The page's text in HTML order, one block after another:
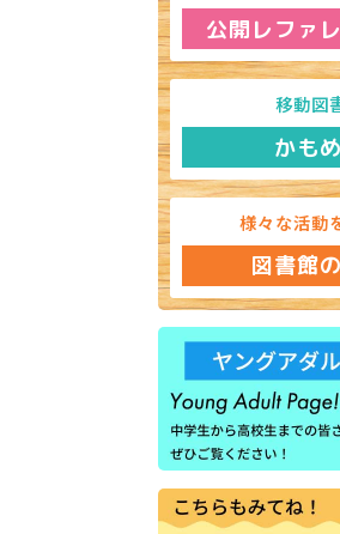
公開レファ
移動図
かも
様々な活動
図書館